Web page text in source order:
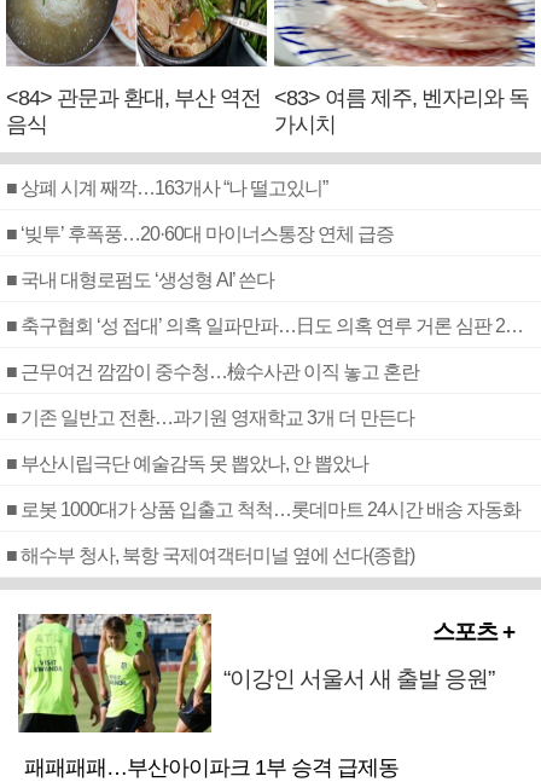
<84> 관문과 환대, 부산 역전
음식
<83> 여름 제주, 벤자리와 독
가시치
■ 상폐 시계 째깍…163개사 “나 떨고있니”
■ ‘빚투’ 후폭풍…20·60대 마이너스통장 연체 급증
■ 국내 대형로펌도 ‘생성형 AI’ 쓴다
■ 축구협회 ‘성 접대’ 의혹 일파만파…日도 의혹 연루 거론 심판 2명 조사
■ 근무여건 깜깜이 중수청…檢수사관 이직 놓고 혼란
■ 기존 일반고 전환…과기원 영재학교 3개 더 만든다
■ 부산시립극단 예술감독 못 뽑았나, 안 뽑았나
■ 로봇 1000대가 상품 입출고 척척…롯데마트 24시간 배송 자동화
■ 해수부 청사, 북항 국제여객터미널 옆에 선다(종합)
스포츠 +
“이강인 서울서 새 출발 응원”
패패패패…부산아이파크 1부 승격 급제동